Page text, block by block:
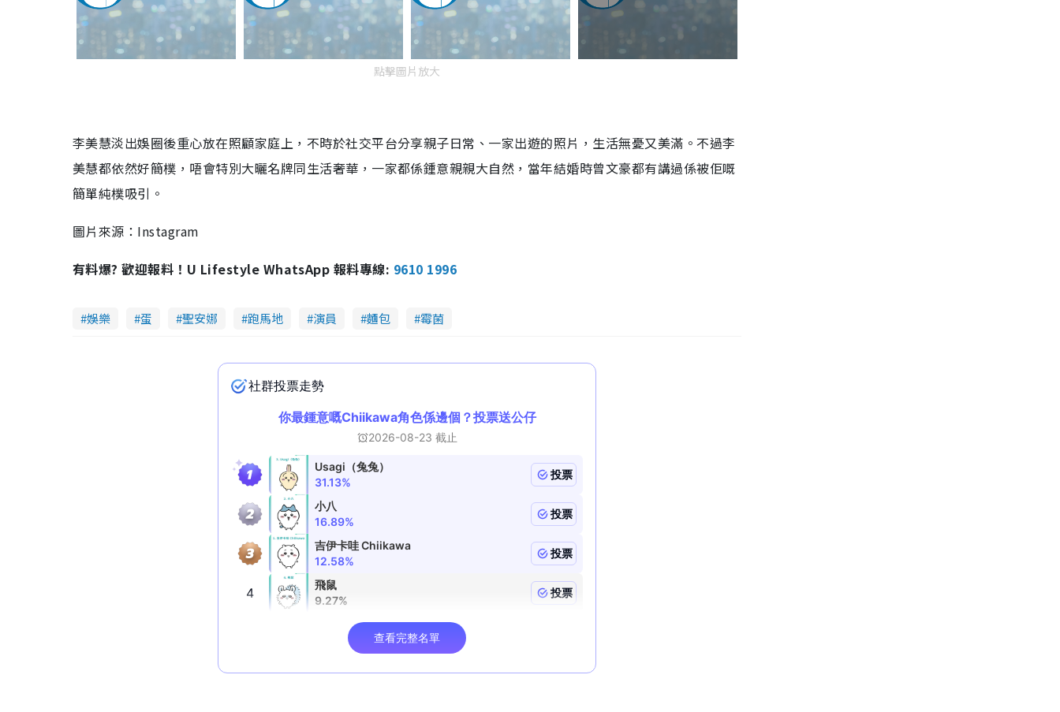
點擊圖片放大
李美慧淡出娛圈後重心放在照顧家庭上，不時於社交平台分享親子日常、一家出遊的照片，生活無憂又美滿。不過李
美慧都依然好簡樸，唔會特別大曬名牌同生活奢華，一家都係鍾意親親大自然，當年結婚時曾文豪都有講過係被佢嘅
簡單純樸吸引。
圖片來源：Instagram
有料爆? 歡迎報料！U Lifestyle WhatsApp 報料專線: 9610 1996
娛樂 蛋 聖安娜 跑馬地 演員 麵包 霉菌